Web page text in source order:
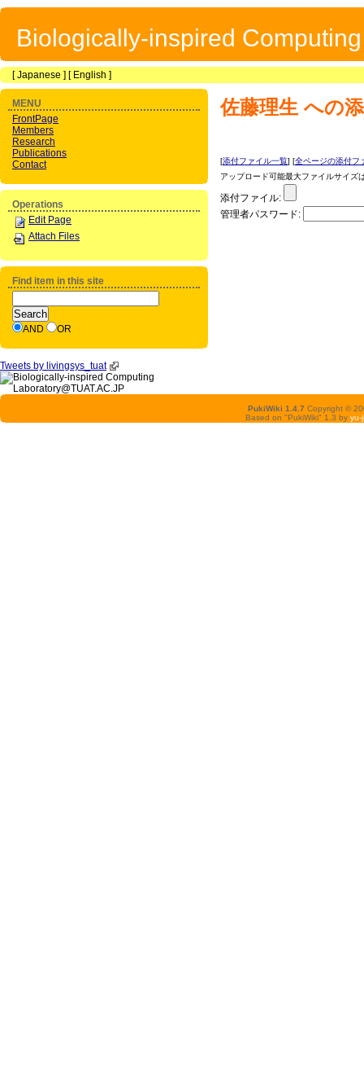
Biologically-inspired
[Japanese ] [ English ]
佐藤理生 への
[添付ファイル一覧] [全ページの添付フ
アップロード可能最大ファイルサイズ
添付ファイル:
管理者パスワード:
MENU
FrontPage
Members
Research
Publications
Contact
Operations
Edit Page
Attach Files
Find item in this site
AND OR
Tweets by livingsys_tuat
PukiWiki 1.4.7 Copyright ©
Based on "PukiWiki" 1.3 by yu-ji